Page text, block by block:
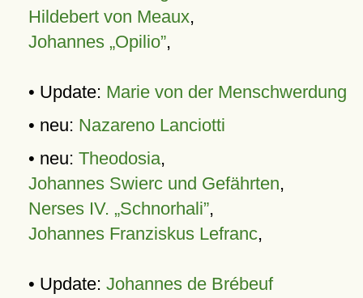
Hildebert von Meaux,
Johannes „Opilio”,
• Update: Marie von der Menschwerdung
• neu: Nazareno Lanciotti
• neu: Theodosia,
Johannes Swierc und Gefährten,
Nerses IV. „Schnorhali”,
Johannes Franziskus Lefranc,
• Update: Johannes de Brébeuf